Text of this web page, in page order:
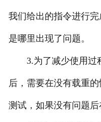
我们给出的指令进行
是哪里出现了问题。
3.为了减少使用过
后，需要在没有载重
测试，如果没有问题后